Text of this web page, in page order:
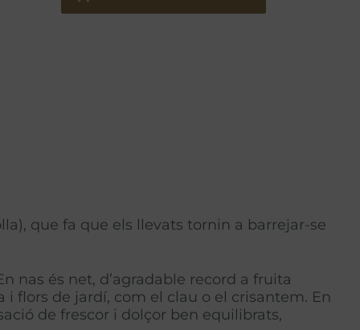
que fa que els llevats tornin a barrejar-se
nas és net, d’agradable record a fruita
flors de jardí, com el clau o el crisantem. En
de frescor i dolçor ben equilibrats,